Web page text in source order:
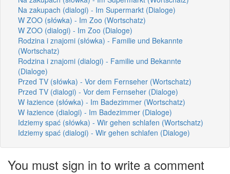
Na zakupach (dialogi) - Im Supermarkt (Dialoge)
W ZOO (słówka) - Im Zoo (Wortschatz)
W ZOO (dialogi) - Im Zoo (Dialoge)
Rodzina i znajomi (słówka) - Familie und Bekannte
(Wortschatz)
Rodzina i znajomi (dialogi) - Familie und Bekannte
(Dialoge)
Przed TV (słówka) - Vor dem Fernseher (Wortschatz)
Przed TV (dialogi) - Vor dem Fernseher (Dialoge)
W łazience (słówka) - Im Badezimmer (Wortschatz)
W łazience (dialogi) - Im Badezimmer (Dialoge)
Idziemy spać (słówka) - Wir gehen schlafen (Wortschatz)
Idziemy spać (dialogi) - Wir gehen schlafen (Dialoge)
You must sign in to write a comment